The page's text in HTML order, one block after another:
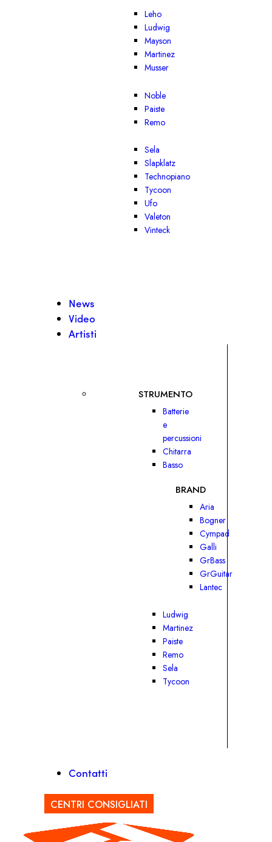
Leho
Ludwig
Mayson
Martinez
Musser
Noble
Paiste
Remo
Sela
Slapklatz
Technopiano
Tycoon
Ufo
Valeton
Vinteck
News
Video
Artisti
STRUMENTO
Batterie
e
percussioni
Chitarra
Basso
BRAND
Aria
Bogner
Cympad
Galli
GrBass
GrGuitar
Lantec
Ludwig
Martinez
Paiste
Remo
Sela
Tycoon
Contatti
CENTRI CONSIGLIATI